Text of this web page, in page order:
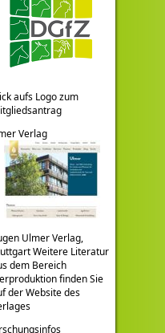
aufs Logo zum
Verlag
Ulmer Verlag,
Weitere Literatur
dem Bereich
finden Sie
der Website des